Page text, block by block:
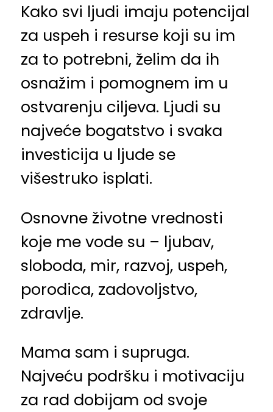
Kako svi ljudi imaju potencijal
za uspeh i resurse koji su im
za to potrebni, želim da ih
osnažim i pomognem im u
ostvarenju ciljeva. Ljudi su
najveće bogatstvo i svaka
investicija u ljude se
višestruko isplati.
Osnovne životne vrednosti
koje me vode su – ljubav,
sloboda, mir, razvoj, uspeh,
porodica, zadovoljstvo,
zdravlje.
Mama sam i supruga.
Najveću podršku i motivaciju
za rad dobijam od svoje